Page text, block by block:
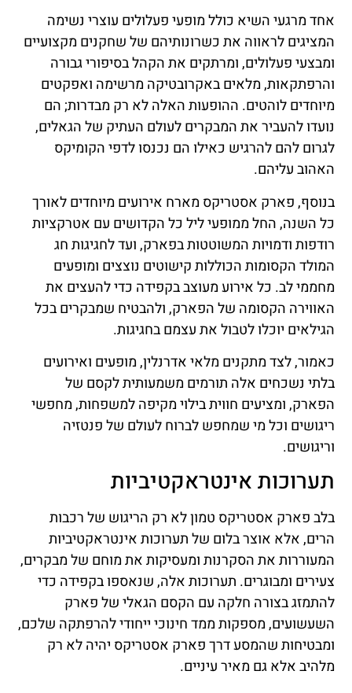
אחד מרגעי השיא כולל מופעי פעלולים עוצרי נשימה
המציגים לראווה את כשרונותיהם של שחקנים מקצועיים
ומבצעי פעלולים, ומרתקים את הקהל בסיפורי גבורה
והרפתקאות, מלאים באקרובטיקה מרשימה ואפקטים
מיוחדים לוהטים. ההופעות האלה לא רק מבדרות; הם
נועדו להעביר את המבקרים לעולם העתיק של הגאלים,
לגרום להם להרגיש כאילו הם נכנסו לדפי הקומיקס
האהוב עליהם.
בנוסף, פארק אסטריקס מארח אירועים מיוחדים לאורך
כל השנה, החל ממופעי ליל כל הקדושים עם אטרקציות
רודפות ודמויות המשוטטות בפארק, ועד לחגיגות חג
המולד הקסומות הכוללות קישוטים נוצצים ומופעים
מחממי לב. כל אירוע מעוצב בקפידה כדי להעצים את
האווירה הקסומה של הפארק, ולהבטיח שמבקרים בכל
הגילאים יוכלו לטבול את עצמם בחגיגות.
כאמור, לצד מתקנים מלאי אדרנלין, מופעים ואירועים
בלתי נשכחים אלה תורמים משמעותית לקסם של
הפארק, ומציעים חווית בילוי מקיפה למשפחות, מחפשי
ריגושים וכל מי שמחפש לברוח לעולם של פנטזיה
וריגושים.
תערוכות אינטראקטיביות
בלב פארק אסטריקס טמון לא רק הריגוש של רכבות
הרים, אלא אוצר בלום של תערוכות אינטראקטיביות
המעוררות את הסקרנות ומעסיקות את מוחם של מבקרים,
צעירים ומבוגרים. תערוכות אלה, שנאספו בקפידה כדי
להתמזג בצורה חלקה עם הקסם הגאלי של פארק
השעשועים, מספקות ממד חינוכי ייחודי להרפתקה שלכם,
ומבטיחות שהמסע דרך פארק אסטריקס יהיה לא רק
מלהיב אלא גם מאיר עיניים.